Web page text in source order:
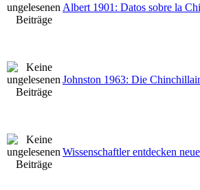
Albert 1901: Datos sobre la
Johnston 1963: Die
Wissenschaftler entdecken